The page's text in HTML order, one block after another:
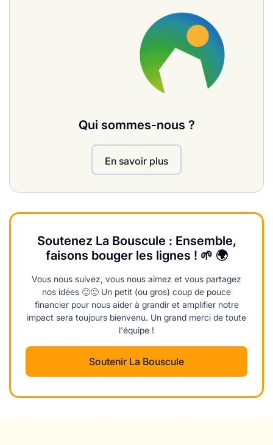
Qui sommes-nous ?
En savoir plus
Soutenez La Bouscule : Ensemble,
faisons bouger les lignes ! 🌱 🌍
Vous nous suivez, vous nous aimez et vous partagez
nos idées 🙂🙂 Un petit (ou gros) coup de pouce
financier pour nous aider à grandir et amplifier notre
impact sera toujours bienvenu. Un grand merci de toute
l'équipe !
Soutenir La Bouscule